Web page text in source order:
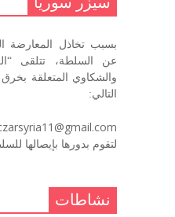
في الذكرى السنوية لرحيل
رحمه الله. – عبد الله حاج محمد
ننساك – خالد الحموري
بسبب تخاذل المعارضة
عن السلطة، تتلقى
والشكاوي المتعلقة
التالي:
لتقوم بدورها بإيصالها
نشاطات